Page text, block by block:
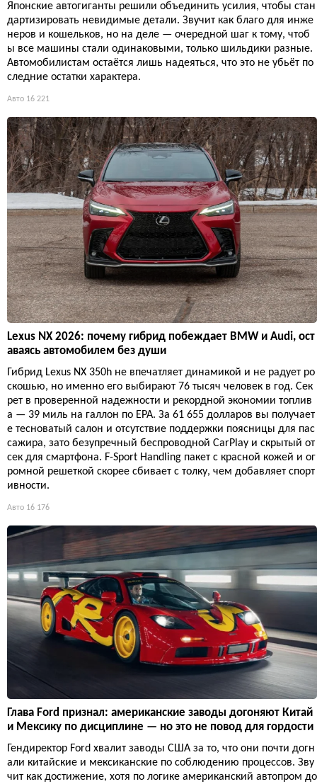
Японские автогиганты решили объединить усилия, чтобы стан
дартизировать невидимые детали. Звучит как благо для инже
неров и кошельков, но на деле — очередной шаг к тому, чтоб
ы все машины стали одинаковыми, только шильдики разные.
Автомобилистам остаётся лишь надеяться, что это не убьёт по
следние остатки характера.
Авто 16 221
Lexus NX 2026: почему гибрид побеждает BMW и Audi, ост
аваясь автомобилем без души
Гибрид Lexus NX 350h не впечатляет динамикой и не радует ро
скошью, но именно его выбирают 76 тысяч человек в год. Сек
рет в проверенной надежности и рекордной экономии топлив
а — 39 миль на галлон по EPA. За 61 655 долларов вы получает
е тесноватый салон и отсутствие поддержки поясницы для пас
сажира, зато безупречный беспроводной CarPlay и скрытый от
сек для смартфона. F-Sport Handling пакет с красной кожей и ог
ромной решеткой скорее сбивает с толку, чем добавляет спорт
ивности.
Авто 16 176
Глава Ford признал: американские заводы догоняют Китай
и Мексику по дисциплине — но это не повод для гордости
Гендиректор Ford хвалит заводы США за то, что они почти догн
али китайские и мексиканские по соблюдению процессов. Зву
чит как достижение, хотя по логике американский автопром до